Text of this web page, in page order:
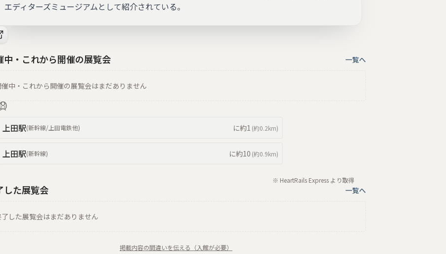
エディターズミュージアムとして紹介されている。
中・これから開催の展覧会 一覧へ
催中・これから開催の展覧会はまだありません
上田駅(新幹線/上田電鉄他) に約1 (約0.2km)
上田駅(新幹線) に約10 (約0.9km)
※ HeartRails Express より取得
した展覧会 一覧へ
した展覧会はまだありません
掲載内容の間違いを伝える（入館が必要）